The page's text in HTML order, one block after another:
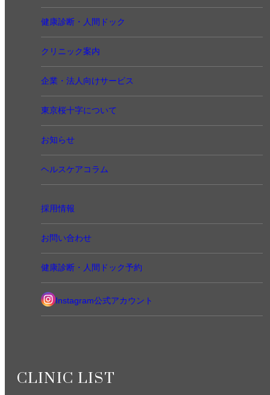
健康診断・人間ドック
クリニック案内
企業・法人向けサービス
東京桜十字について
お知らせ
ヘルスケアコラム
採用情報
お問い合わせ
健康診断・人間ドック予約
Instagram公式アカウント
CLINIC LIST